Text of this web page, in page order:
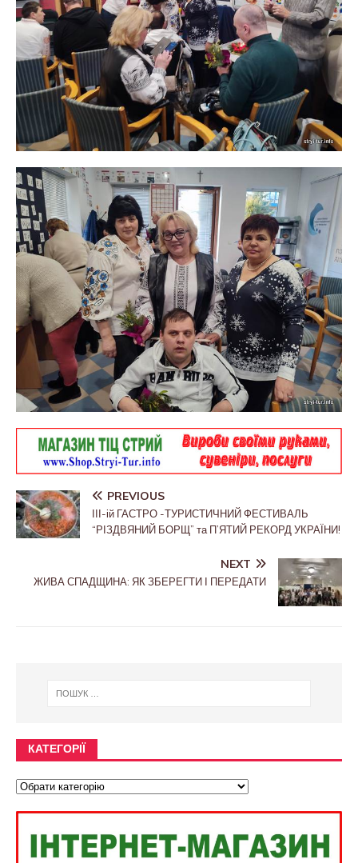
PREVIOUS
ІІІ-ій ГАСТРО -ТУРИСТИЧНИЙ ФЕСТИВАЛЬ
“РІЗДВЯНИЙ БОРЩ” та П’ЯТИЙ РЕКОРД УКРАЇНИ!
NEXT
ЖИВА СПАДЩИНА: ЯК ЗБЕРЕГТИ І ПЕРЕДАТИ
КАТЕГОРІЇ